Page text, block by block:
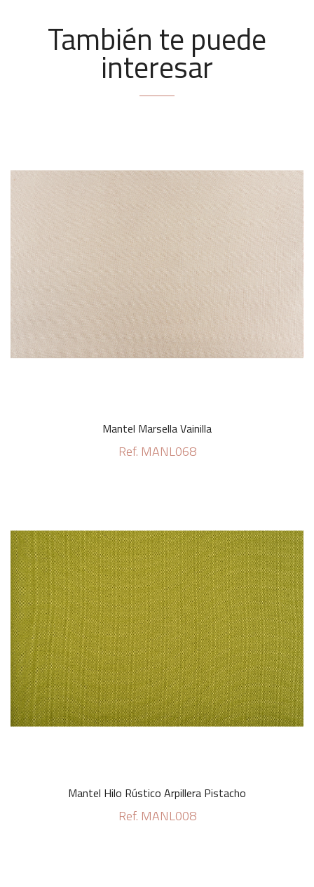
También te puede
interesar
Mantel Marsella Vainilla
Ref. MANL068
Mantel Hilo Rústico Arpillera Pistacho
Ref. MANL008